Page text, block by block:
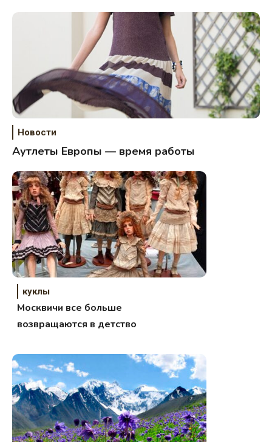
Новости
Аутлеты Европы — время работы
куклы
Москвичи все больше
возвращаются в детство